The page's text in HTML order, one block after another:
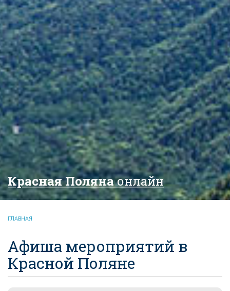
Красная Полянаонлайн
ГЛАВНАЯ
Афиша мероприятий в
Красной Поляне